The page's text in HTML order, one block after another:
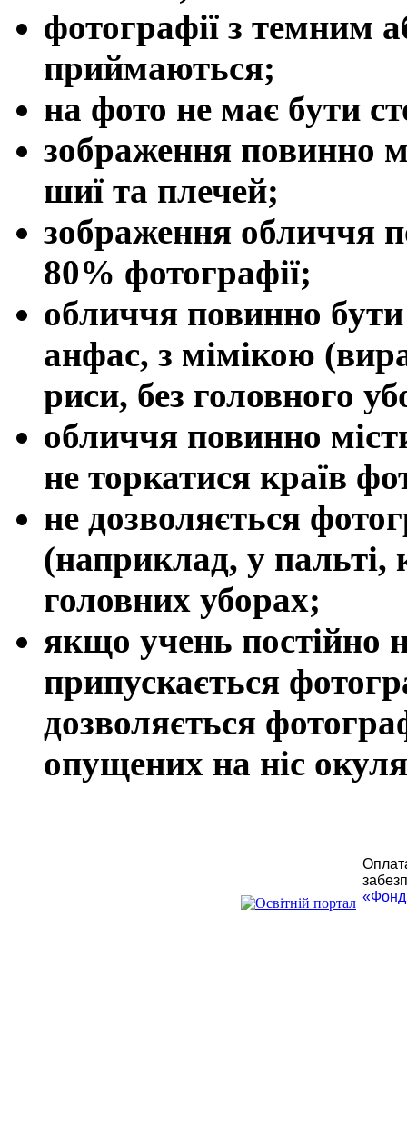
фотографії з темним
приймаються;
на фото не має бути
зображення повинно
шиї та плечей;
зображення обличчя
80% фотографії;
обличчя повинно
анфас, з мімікою
риси, без головного
обличчя повинно
не торкатися країв
не дозволяється
(наприклад, у пальті,
головних уборах;
якщо учень постійно
припускається
дозволяється
опущених на ніс
«Фонд